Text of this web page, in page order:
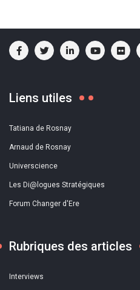
Liens utiles
Tatiana de Rosnay
Arnaud de Rosnay
Universcience
Les Di@logues Stratégiques
Forum Changer d'Ere
Rubriques des articles
Interviews